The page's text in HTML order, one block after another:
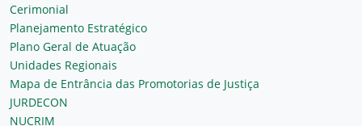
Cerimonial
Planejamento Estratégico
Plano Geral de Atuação
Unidades Regionais
Mapa de Entrância das Promotorias de Justiça
JURDECON
NUCRIM